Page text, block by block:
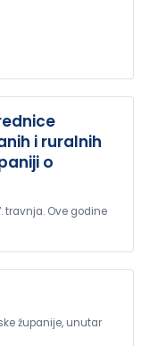
i ruralnih
o
travnja. Ove godine
županije, unutar